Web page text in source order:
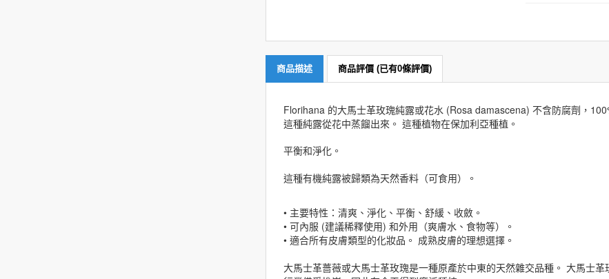
商品描述 商品評價 (已有0條評價)
Florihana 的大馬士革玫瑰純露或花水 (Rosa damascena) 不含防腐劑，
這種純露從花中蒸餾出來。 這種植物在保加利亞種植。
平衡和淨化。
這種有機純露被歸類為天然香料（可食用）。
• 主要特性：清爽、淨化、平衡、舒緩、收斂。
• 可內服 (建議稀釋使用) 和外用（爽膚水、食物等）。
• 適合所有皮膚類型的化妝品。 成熟皮膚的理想選擇。
大馬士革薔薇或大馬士革玫瑰是一種原產於中東的天然雜交品種。 大馬士